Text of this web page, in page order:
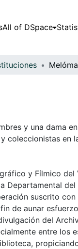
All of DSpace
y una dama
coleccionistas en
y Fílmico del
Departamental del
suscrito con
de aunar
del
entre los